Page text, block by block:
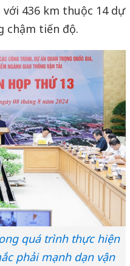
436 km thuộc 14 dự
chậm tiến độ.
quá trình thực hiện
phải mạnh dạn vận